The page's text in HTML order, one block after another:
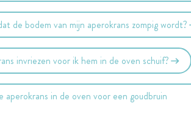
de bodem van mijn aperokrans zompig wordt?
invriezen voor ik hem in de oven schuif?
aperokrans in de oven voor een goudbruin